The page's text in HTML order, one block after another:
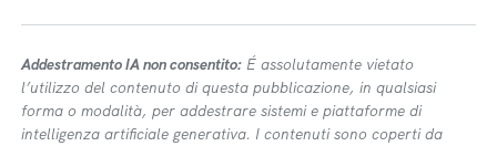
Addestramento IA non consentito: É assolutamente vietato
l’utilizzo del contenuto di questa pubblicazione, in qualsiasi
forma o modalità, per addestrare sistemi e piattaforme di
intelligenza artificiale generativa. I contenuti sono coperti da